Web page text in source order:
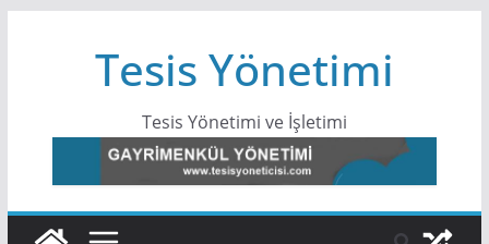
Tesis Yönetimi
Tesis Yönetimi ve İşletimi